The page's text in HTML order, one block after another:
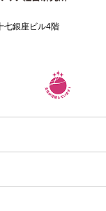
七銀座ビル4階